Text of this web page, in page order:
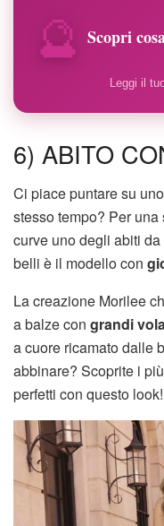
🔮 Scopri
Leggi il
6) ABITO
Ci piace puntare su
stesso tempo? Per
curve uno degli abiti
belli è il modello con
La creazione Morilee
a balze con grandi
a cuore ricamato dalle
abbinare? Scoprite i
perfetti con questo look!